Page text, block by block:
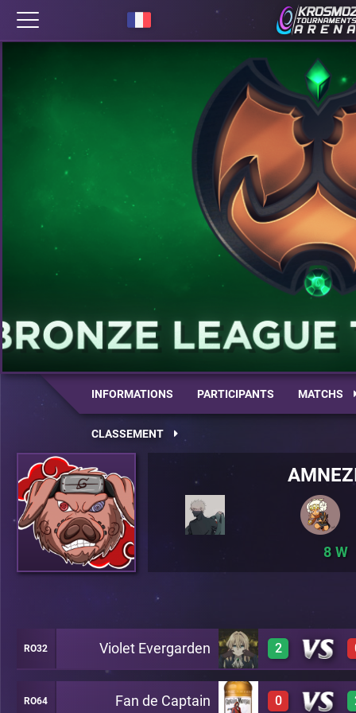
INFORMATIONS PARTICIPANTS MATCHS
CLASSEMENT
8
RO32 Violet Evergarden 2
3 A20
RO64 Fan de Captain 0